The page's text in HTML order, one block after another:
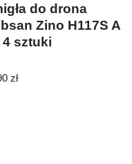
do drona
Zino H117S A
4 sztuki
zł